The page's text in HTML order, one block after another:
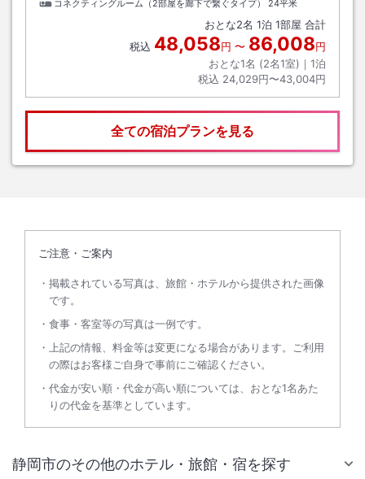
コネクティングルーム（2部屋を廊下で繋ぐタイプ）
24平米
おとな2名 1泊 1部屋 合計
税込 48,058円 〜 86,008円
おとな1名 (2名1室)｜ 1泊
税込 24,029円〜43,004円
全ての宿泊プランを見る
ご注意・ご案内
掲載されている写真は、旅館・ホテルから提供された画像
です。
食事・客室等の写真は一例です。
上記の情報、料金等は変更になる場合があります。ご利用
の際はお客様ご自身で事前にご確認ください。
代金が安い順・代金が高い順については、おとな1名あた
りの代金を基準としています。
静岡市のその他のホテル・旅館・宿を探す